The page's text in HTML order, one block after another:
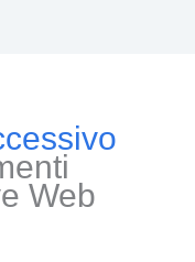
Web